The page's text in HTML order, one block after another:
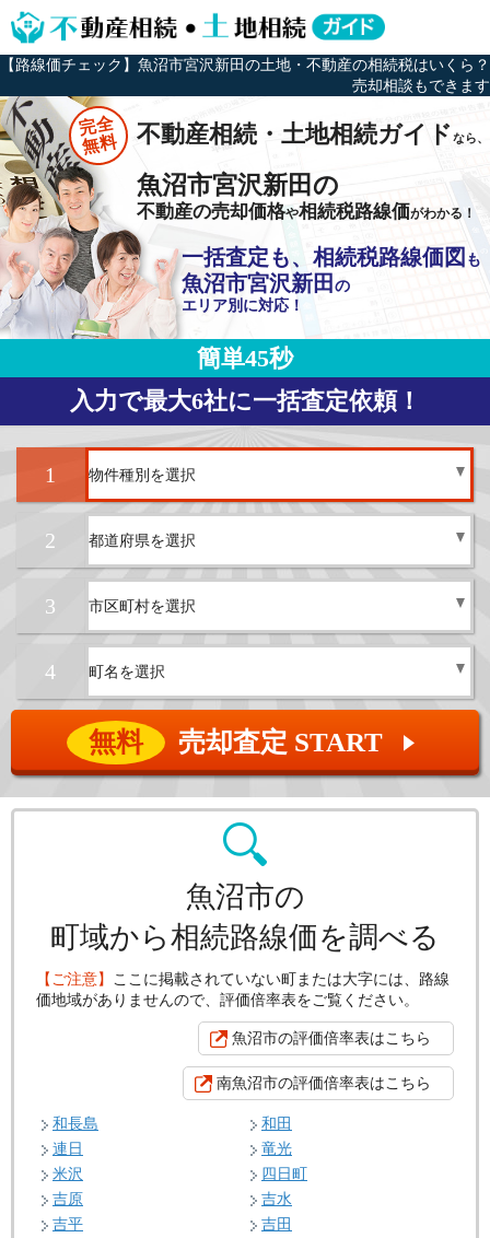
【路線価チェック】魚沼市宮沢新田の土地・不動産の相続税はいくら？
売却相談もできます
完全
無料 不動産相続・土地相続ガイドなら、
魚沼市宮沢新田の
不動産の売却価格や相続税路線価がわかる！
一括査定も、相続税路線価図 も
魚沼市宮沢新田 の
エリア別に対応！
簡単45秒
入力で最大6社に一括査定依頼！
1
2
3
4
無料 売却査定 START ▲
魚沼市の
町域から相続路線価を調べる
【ご注意】 ここに掲載されていない町または大字には、路線
価地域がありませんので、評価倍率表をご覧ください。
魚沼市の評価倍率表はこちら
南魚沼市の評価倍率表はこちら
和長島
和田
連日
竜光
米沢
四日町
吉原
吉水
吉平
吉田